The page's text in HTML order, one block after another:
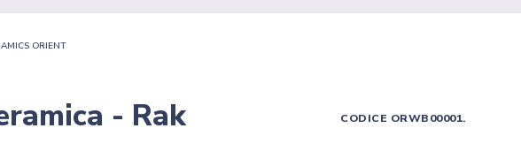
ORIENT
- Rak
CODICE ORWB00001.